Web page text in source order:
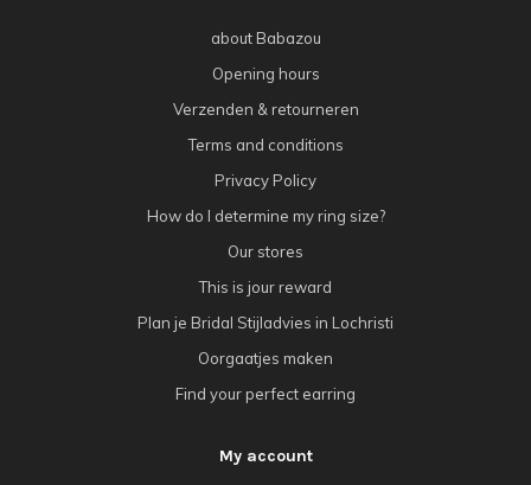
about Babazou
Opening hours
Verzenden & retourneren
Terms and conditions
Privacy Policy
How do I determine my ring size?
Our stores
This is jour reward
Plan je Bridal Stijladvies in Lochristi
Oorgaatjes maken
Find your perfect earring
My account